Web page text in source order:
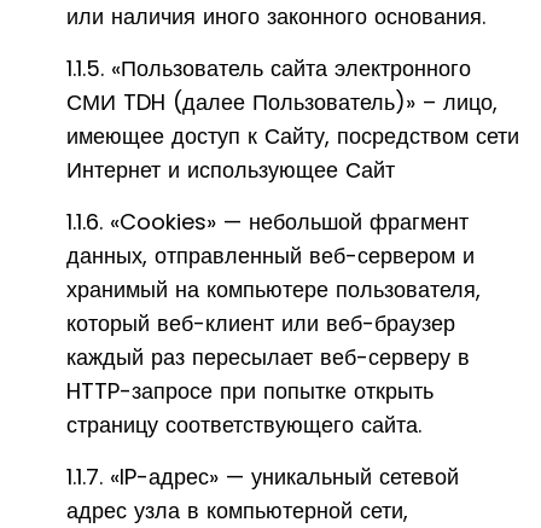
или наличия иного законного основания.
1.1.5. «Пользователь сайта электронного
СМИ TDH (далее Пользователь)» – лицо,
имеющее доступ к Сайту, посредством сети
Интернет и использующее Сайт
1.1.6. «Cookies» — небольшой фрагмент
данных, отправленный веб-сервером и
хранимый на компьютере пользователя,
который веб-клиент или веб-браузер
каждый раз пересылает веб-серверу в
HTTP-запросе при попытке открыть
страницу соответствующего сайта.
1.1.7. «IP-адрес» — уникальный сетевой
адрес узла в компьютерной сети,